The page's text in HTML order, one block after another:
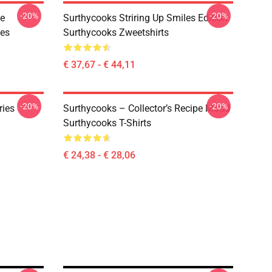
-20%
Surthycooks Striring Up Smiles Edition
Surthycooks Zweetshirts
€ 37,67 - € 44,11
-20%
-20%
Surthycooks – Collector’s Recipe Mood
Surthycooks T-Shirts
€ 24,38 - € 28,06
-20%